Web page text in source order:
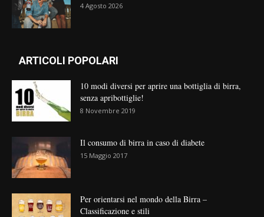
4 Agosto 2026
ARTICOLI POPOLARI
10 modi diversi per aprire una bottiglia di birra,
senza apribottiglie!
8 Novembre 2019
Il consumo di birra in caso di diabete
15 Maggio 2017
Per orientarsi nel mondo della Birra –
Classificazione e stili